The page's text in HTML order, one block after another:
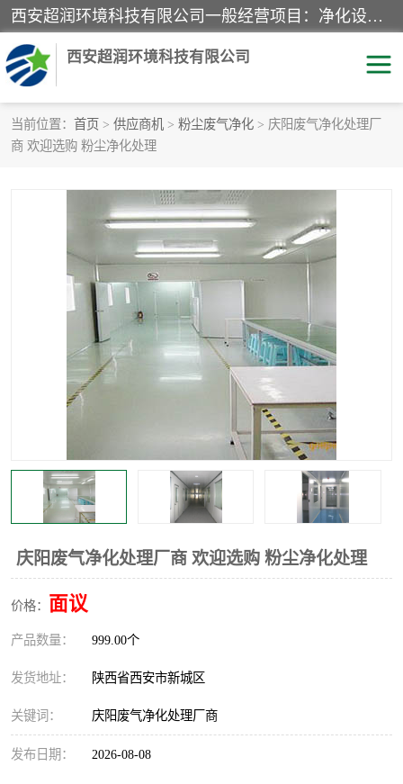
西安超润环境科技有限公司一般经营项目：净化设备、厨房设备、五金机电设备、不锈钢制品、彩钢夹心板、水处理设备的研发、销售；空气净化设备、办公设备、通风设备、建筑材料、金属材料的销售；净化工程、钢结构工程、机电设备工程的设计与施工及技术咨询服务；货物及技术的进出口的业务经营。
西安超润环境科技有限公司
当前位置： 首页 > 供应商机 > 粉尘废气净化 > 庆阳废气净化处理厂
商 欢迎选购 粉尘净化处理
庆阳废气净化处理厂商 欢迎选购 粉尘净化处理
价格： 面议
产品数量： 999.00个
发货地址： 陕西省西安市新城区
关键词： 庆阳废气净化处理厂商
发布日期： 2026-08-08
洁净手术室
洁净室工程
GMP车间